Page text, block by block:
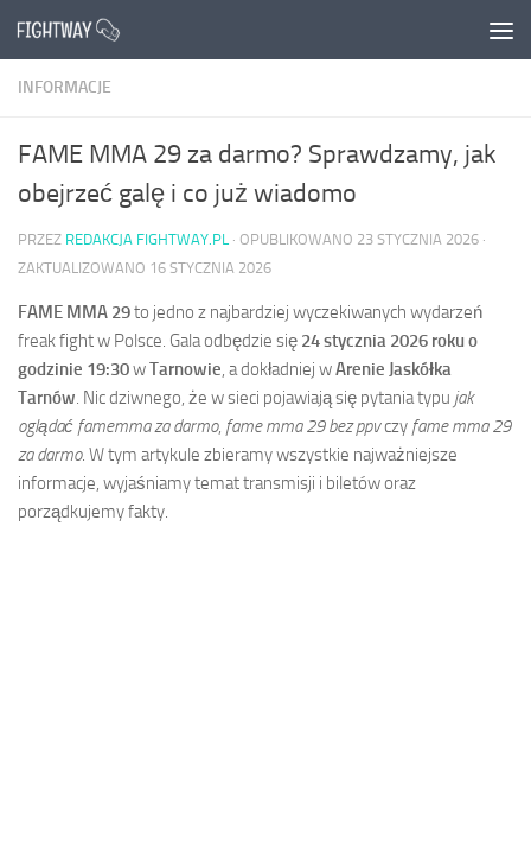
Przejdź do treści
INFORMACJE
FAME MMA 29 za darmo? Sprawdzamy, jak
obejrzeć galę i co już wiadomo
PRZEZ REDAKCJA FIGHTWAY.PL · OPUBLIKOWANO 23 STYCZNIA 2026 ·
ZAKTUALIZOWANO 16 STYCZNIA 2026
FAME MMA 29to jedno z najbardziej wyczekiwanych wydarzeń
freak fight w Polsce. Gala odbędzie się 24 stycznia 2026 roku o
godzinie 19:30wTarnowie, a dokładniej wArenie Jaskółka
Tarnów. Nic dziwnego, że w sieci pojawiają się pytania typu jak
oglądać famemma za darmo, fame mma 29 bez ppvczy fame mma 29
za darmo. W tym artykule zbieramy wszystkie najważniejsze
informacje, wyjaśniamy temat transmisji i biletów oraz
porządkujemy fakty.